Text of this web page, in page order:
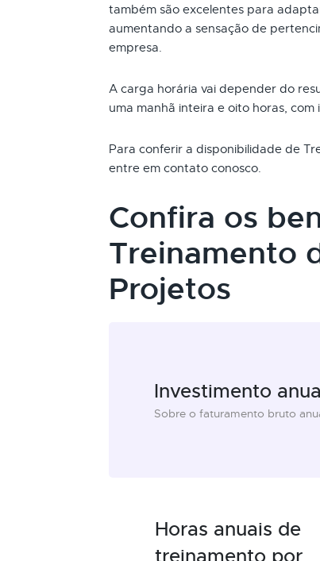
também são excelentes para
aumentando a sensação de
empresa.
A carga horária vai depender do
uma manhã inteira e oito horas, com
Para conferir a disponibilidade de
entre em contato conosco.
Confira os
Treinamento
Projetos
Investimento
Sobre o faturamento bruto
Horas anuais de
treinamento por